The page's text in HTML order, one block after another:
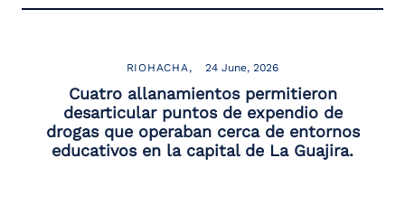
RIOHACHA 24 June, 2026
Cuatro allanamientos permitieron
desarticular puntos de expendio de
drogas que operaban cerca de entornos
educativos en la capital de La Guajira.